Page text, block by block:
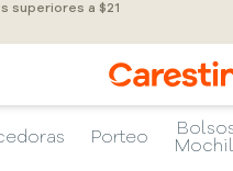
superiores a $21
Porteo